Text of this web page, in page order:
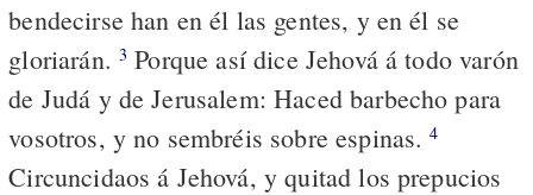
bendecirse han en él las gentes, y en él se
gloriarán. 3 Porque así dice Jehová á todo varón
de Judá y de Jerusalem: Haced barbecho para
vosotros, y no sembréis sobre espinas.4
Circuncidaos á Jehová, y quitad los prepucios